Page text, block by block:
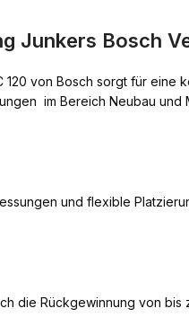
Junkers Bosch
von Bosch sorgt für
 im Bereich Neubau
und flexible
die Rückgewinnung von